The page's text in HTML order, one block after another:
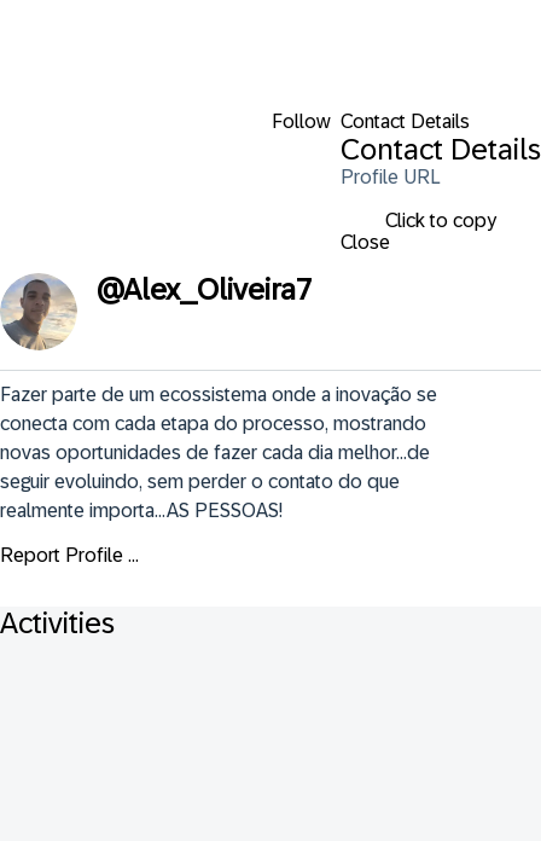
Follow Contact Details
Contact Details
Profile URL
Click to copy
Close
@Alex_Oliveira7
Fazer parte de um ecossistema onde a inovação se
conecta com cada etapa do processo, mostrando
novas oportunidades de fazer cada dia melhor...de
seguir evoluindo, sem perder o contato do que
realmente importa...AS PESSOAS!
Report Profile ...
Activities